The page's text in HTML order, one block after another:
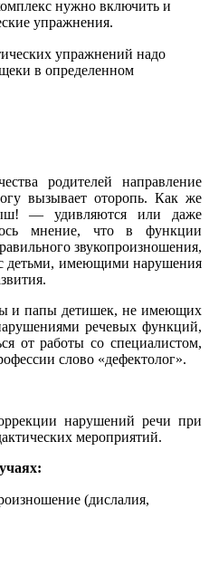
нужно включить и
упражнения.
упражнений надо
в определенном
родителей направление
вызывает оторопь. Как же
— удивляются или даже
мнение, что в функции
звукопроизношения,
с детьми, имеющими нарушения
и папы детишек, не имеющих
речевых функций,
от работы со специалистом,
слово «дефектолог».
нарушений речи при
мероприятий.
(дислалия,